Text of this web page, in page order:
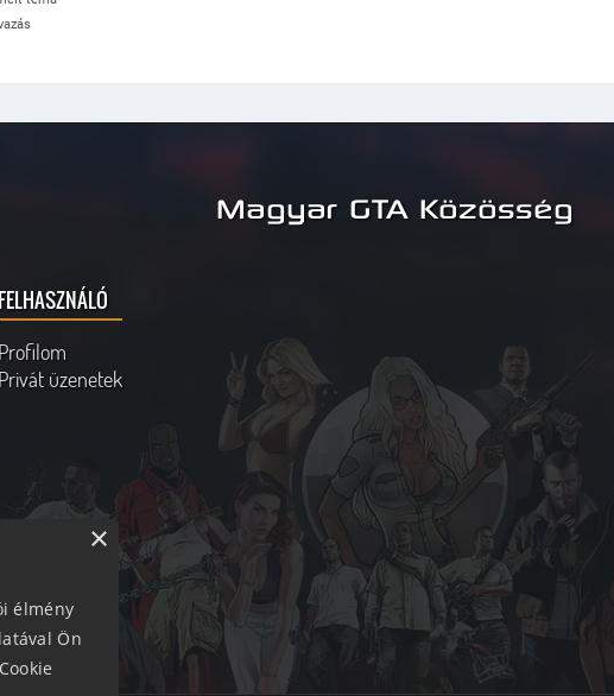
Magyar GTA Közösség
FELHASZNÁLÓ
Profilom
Privát üzenetek
élmény
Ön
×